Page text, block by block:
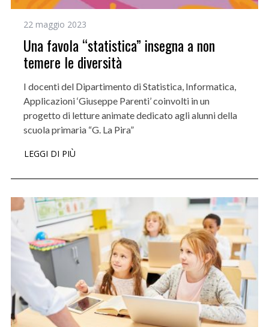
22 maggio 2023
Una favola “statistica” insegna a non
temere le diversità
I docenti del Dipartimento di Statistica, Informatica,
Applicazioni ‘Giuseppe Parenti’ coinvolti in un
progetto di letture animate dedicato agli alunni della
scuola primaria “G. La Pira”
LEGGI DI PIÙ